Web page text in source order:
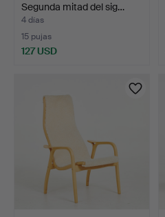
Segunda mitad del sig…
4 días
15 pujas
127 USD